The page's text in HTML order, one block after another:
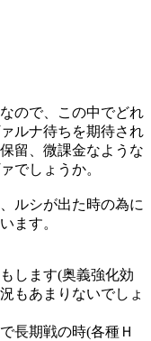
ので、この中でどれ
ルナ待ちを期待され
留、微課金なような
でしょうか。
ルシが出た時の為に
ます。
します(奥義強化効
もあまりないでしょ
長期戦の時(各種Ｈ